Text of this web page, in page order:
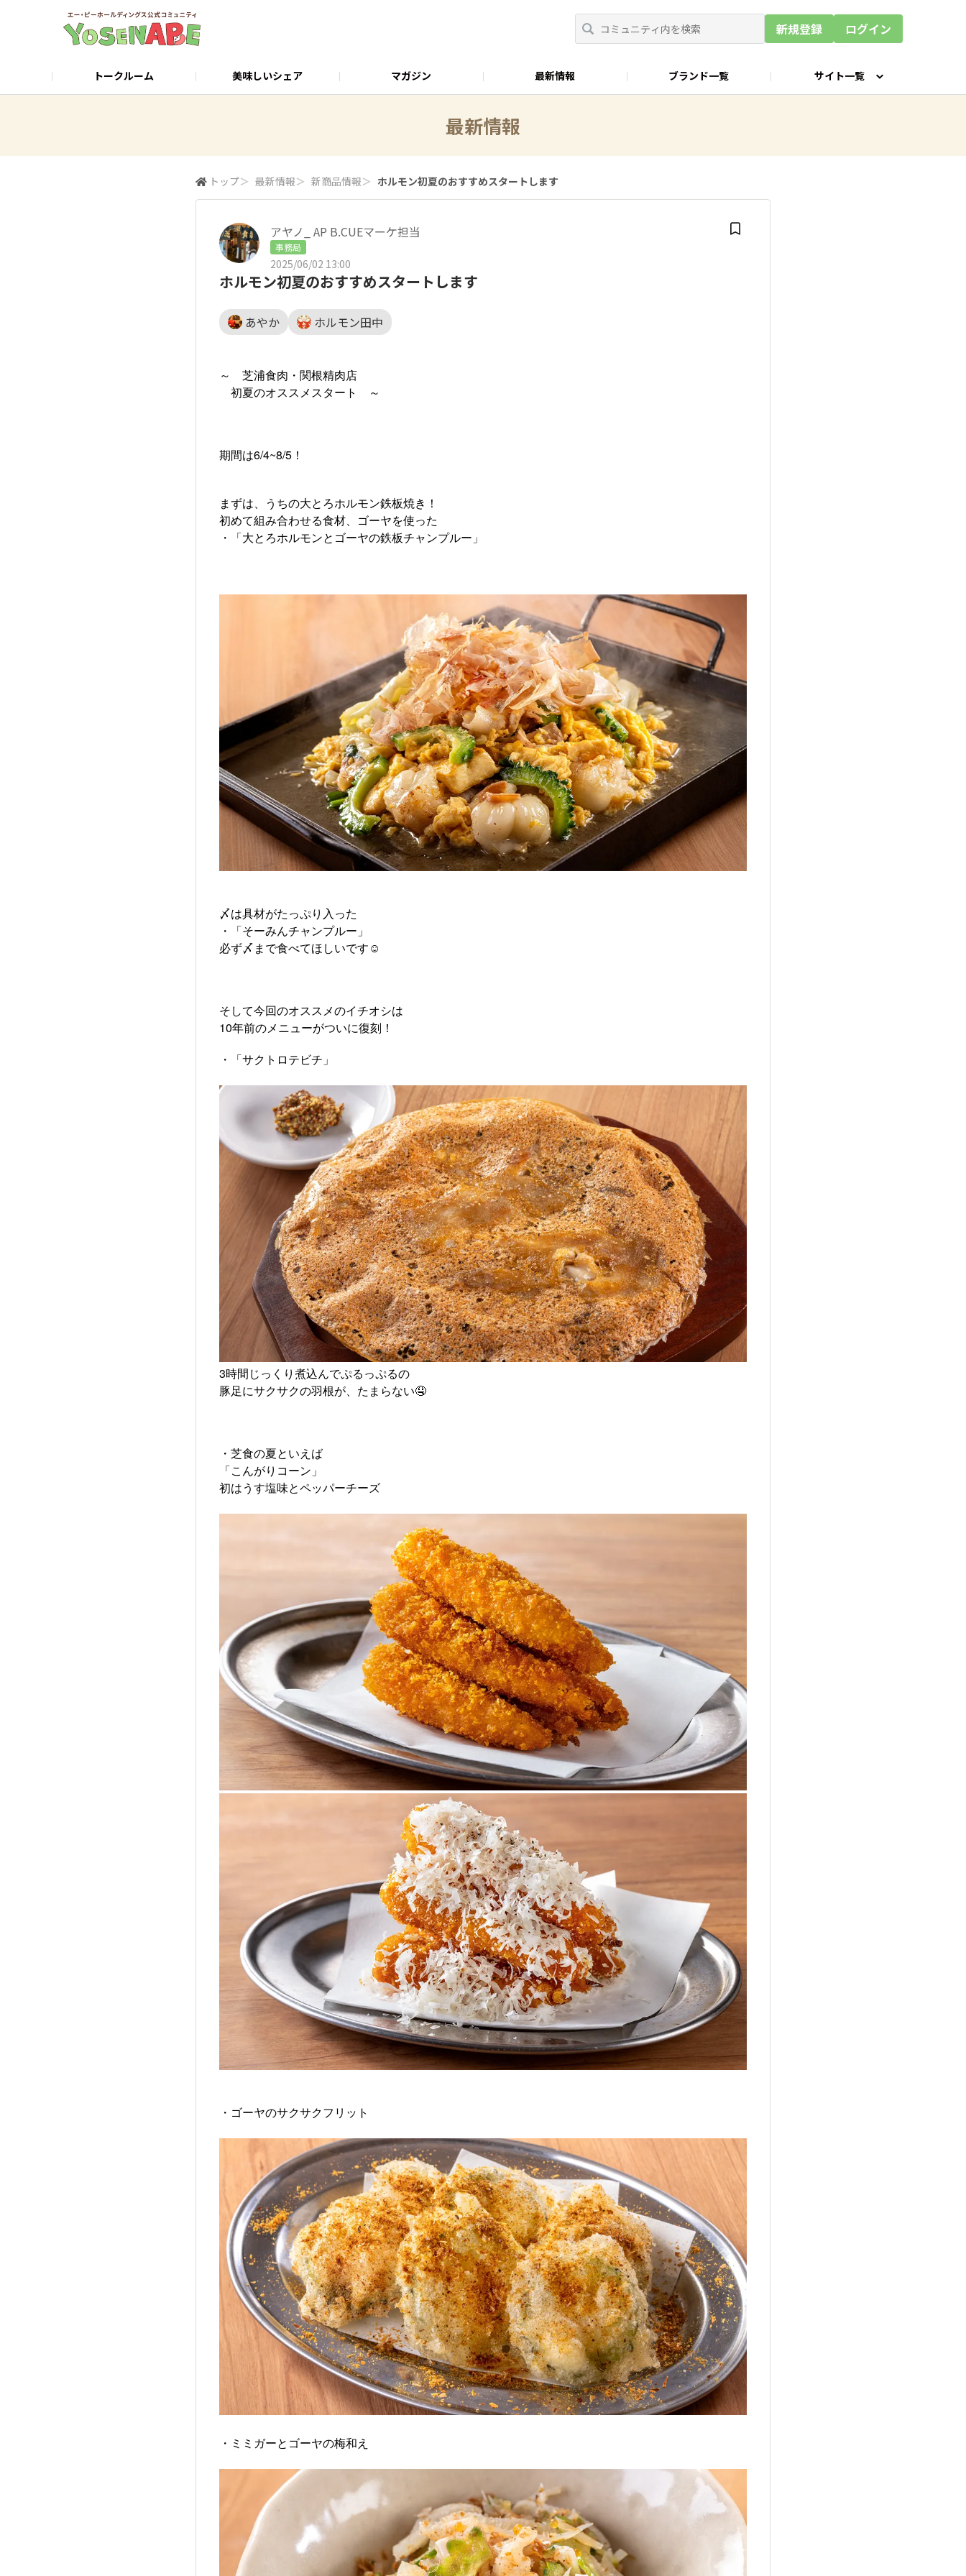
新規登録 ログイン
トークルーム 美味しいシェア マガジン 最新情報 ブランド一覧 サイト一覧
最新情報
トップ＞ 最新情報＞ 新商品情報＞ ホルモン初夏のおすすめスタートします
アヤノ_ AP B.CUEマーケ担当
事務局
2025/06/02 13:00
ホルモン初夏のおすすめスタートします
あやか ホルモン田中
～ 芝浦食肉・関根精肉店
初夏のオススメスタート ～
期間は6/4~8/5！
まずは、うちの大とろホルモン鉄板焼き！
初めて組み合わせる食材、ゴーヤを使った
・「大とろホルモンとゴーヤの鉄板チャンプルー」
〆は具材がたっぷり入った
・「そーみんチャンプルー」
必ず〆まで食べてほしいです☺️
そして今回のオススメのイチオシは
10年前のメニューがついに復刻！
・「サクトロテビチ」
3時間じっくり煮込んでぷるっぷるの
豚足にサクサクの羽根が、たまらない🤤
・芝食の夏といえば
「こんがりコーン」
初はうす塩味とペッパーチーズ
・ゴーヤのサクサクフリット
・ミミガーとゴーヤの梅和え